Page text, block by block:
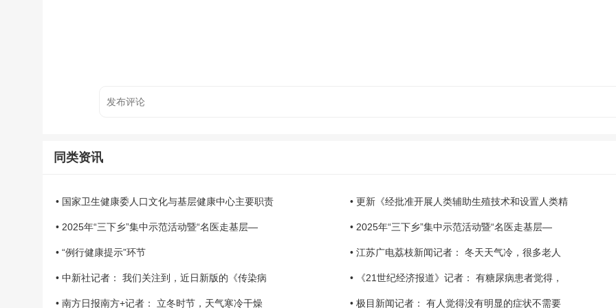
同类资讯
• 国家卫生健康委人口文化与基层健康中心主要职责 • 更新《经批准开展人类辅助生殖技术和设置人类精
• 2025年“三下乡”集中示范活动暨“名医走基层— • 2025年“三下乡”集中示范活动暨“名医走基层—
• “例行健康提示”环节 • 江苏广电荔枝新闻记者： 冬天天气冷，很多老人
• 中新社记者： 我们关注到，近日新版的《传染病 • 《21世纪经济报道》记者： 有糖尿病患者觉得，
• 南方日报南方+记者： 立冬时节，天气寒冷干燥 • 极目新闻记者： 有人觉得没有明显的症状不需要